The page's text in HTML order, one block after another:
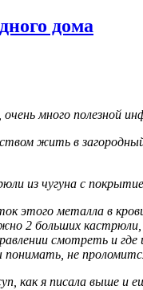
дома
много полезной
жить в
из чугуна с
этого металла в
2 больших
смотреть и
не
как я писала выше и